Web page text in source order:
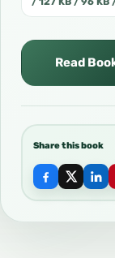
Read
Share this book